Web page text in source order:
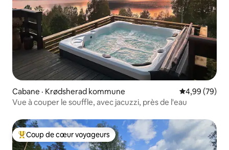
Cabane · Krødsherad kommune Note
4,99 (79)
Vue à couper le souffle, avec jacuzzi, près de l'eau
Coup de cœur voyageurs parmi les plus aimés
Coup de cœur voyageurs